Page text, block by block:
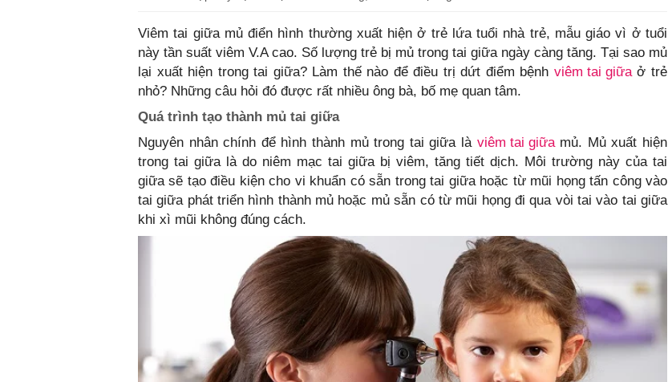
Viêm tai giữa mủ điển hình thường xuất hiện ở trẻ lứa tuổi nhà trẻ, mẫu giáo vì ở tuổi
này tần suất viêm V.A cao. Số lượng trẻ bị mủ trong tai giữa ngày càng tăng. Tại sao mủ
lại xuất hiện trong tai giữa? Làm thế nào để điều trị dứt điểm bệnh viêm tai giữaở trẻ
nhỏ? Những câu hỏi đó được rất nhiều ông bà, bố mẹ quan tâm.
Quá trình tạo thành mủ tai giữa
Nguyên nhân chính để hình thành mủ trong tai giữa là viêm tai giữamủ. Mủ xuất hiện
trong tai giữa là do niêm mạc tai giữa bị viêm, tăng tiết dịch. Môi trường này của tai
giữa sẽ tạo điều kiện cho vi khuẩn có sẵn trong tai giữa hoặc từ mũi họng tấn công vào
tai giữa phát triển hình thành mủ hoặc mủ sẵn có từ mũi họng đi qua vòi tai vào tai giữa
khi xì mũi không đúng cách.